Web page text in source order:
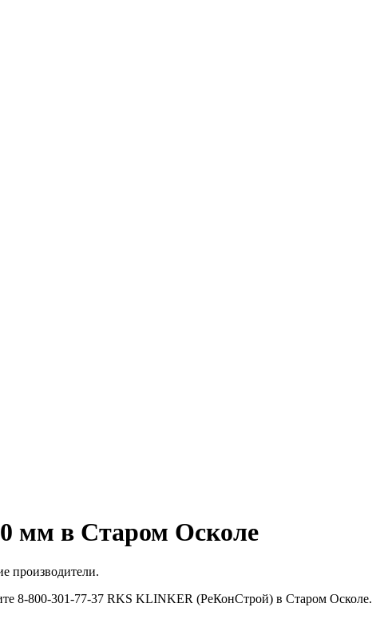
мм в Старом Осколе
производители.
8-800-301-77-37 RKS KLINKER (РеКонСтрой) в Старом Осколе.